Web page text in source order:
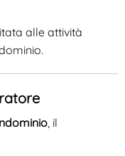
alle attività
, il